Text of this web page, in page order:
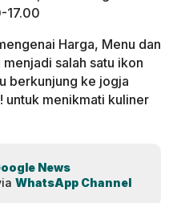
17.00
Harga, Menu dan
salah satu ikon
berkunjung ke jogja
untuk menikmati kuliner
News
WhatsApp Channel